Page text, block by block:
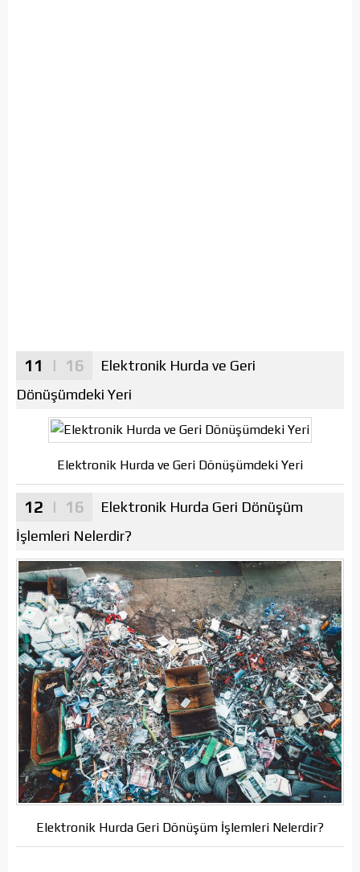
11 | 16
Elektronik Hurda ve Geri
Dönüşümdeki Yeri
Elektronik Hurda ve Geri Dönüşümdeki Yeri
12 | 16
Elektronik Hurda Geri Dönüşüm
İşlemleri Nelerdir?
Elektronik Hurda Geri Dönüşüm İşlemleri Nelerdir?